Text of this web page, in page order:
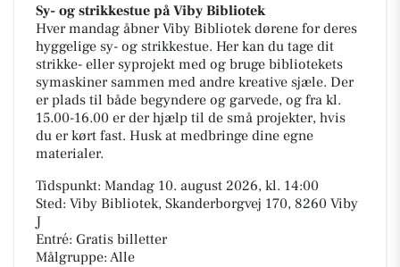
Sy- og strikkestue på Viby Bibliotek
Hver mandag åbner Viby Bibliotek dørene for deres
hyggelige sy- og strikkestue. Her kan du tage dit
strikke- eller syprojekt med og bruge bibliotekets
symaskiner sammen med andre kreative sjæle. Der
er plads til både begyndere og garvede, og fra kl.
15.00-16.00 er der hjælp til de små projekter, hvis
du er kørt fast. Husk at medbringe dine egne
materialer.
Tidspunkt: Mandag 10. august 2026, kl. 14:00
Sted: Viby Bibliotek, Skanderborgvej 170, 8260 Viby
J
Entré: Gratis billetter
Målgruppe: Alle